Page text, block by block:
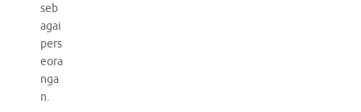
seb
agai
pers
eora
nga
n.